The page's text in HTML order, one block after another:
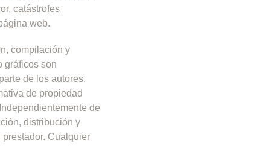
catástrofes
web.
compilación y
gráficos son
de los autores.
de propiedad
Independientemente de
distribución y
Cualquier